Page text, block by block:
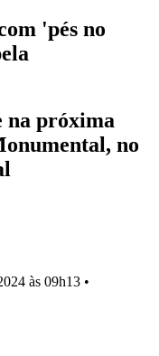
'pés no
na próxima
no
às 09h13 •